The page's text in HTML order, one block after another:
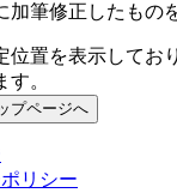
加筆修正したもの
置を表示してお
。
プページへ
リシー